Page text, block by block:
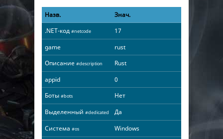
Назв.
Знач.
.NET-код #netcode
17
game
rust
Описание #description
Rust
appid
0
Боты #bots
Нет
Выделенный #dedicated
Да
Система #os
Windows